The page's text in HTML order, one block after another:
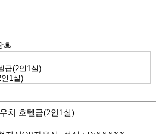
♨
급(2인1실)
인1실)
치 호텔급(2인1실)